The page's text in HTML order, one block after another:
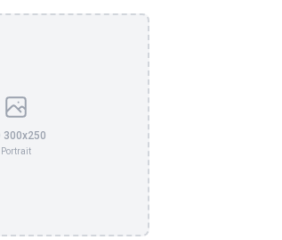
300x250
Portrait